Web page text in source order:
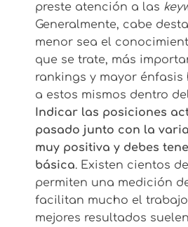
preste atención a las
Generalmente, cabe
menor sea el
que se trate, más
rankings y mayor
a estos mismos dentro
Indicar las posiciones
pasado junto con la
muy positiva y debes
básica. Existen cientos
permiten una medición
facilitan mucho el
mejores resultados